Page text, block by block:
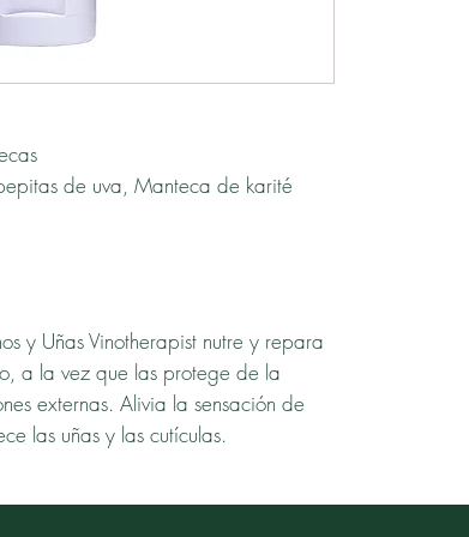
de uva, Manteca de karité
y Uñas Vinotherapist nutre y repara
a la vez que las protege de la
externas. Alivia la sensación de
las uñas y las cutículas.